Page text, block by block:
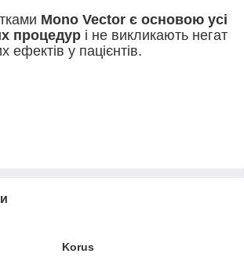
Mono Vector є основою усі
процедур і не викликають негат
ефектів у пацієнтів.
Korus